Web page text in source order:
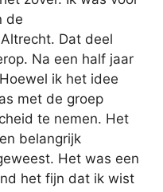
de
Dat deel
Na een half jaar
ik het idee
met de groep
te nemen. Het
belangrijk
Het was een
het fijn dat ik wist